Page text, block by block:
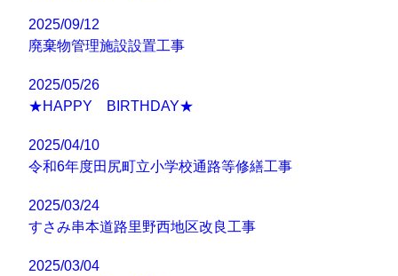
2025/09/12
廃棄物管理施設設置工事
2025/05/26
★HAPPY BIRTHDAY★
2025/04/10
令和6年度田尻町立小学校通路等修繕工事
2025/03/24
すさみ串本道路里野西地区改良工事
2025/03/04